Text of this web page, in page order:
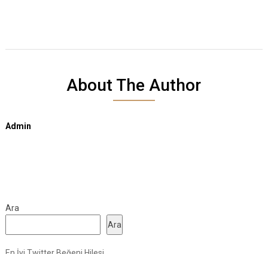
About The Author
Admin
Ara
Ara